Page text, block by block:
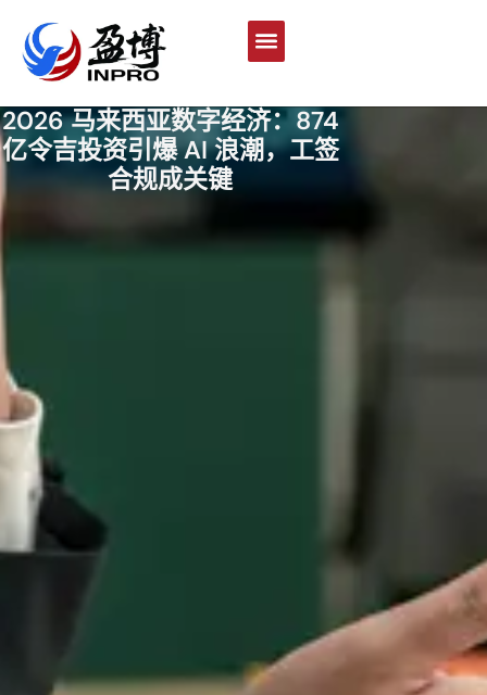
2026 马来西亚数字经济：874
亿令吉投资引爆 AI 浪潮，工签
合规成关键